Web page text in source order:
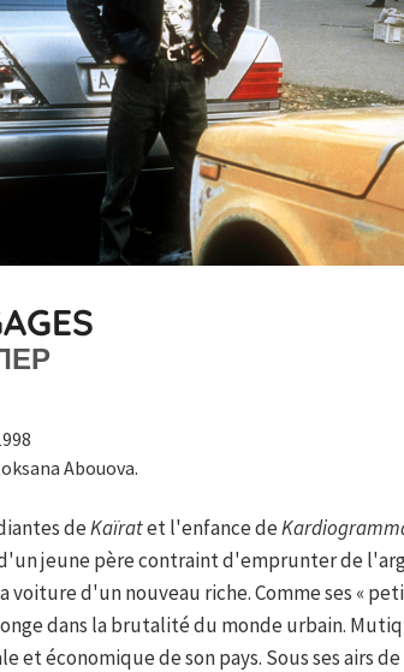
Abouova.
deKaïratet l'enfance de
jeune père contraint d'emprunter de
voiture d'un nouveau riche. Comme ses «
dans la brutalité du monde urbain.
et économique de son pays. Sous ses airs